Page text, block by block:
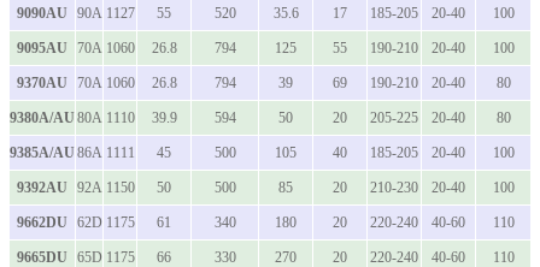
9090AU 90A 1127 55 520 35.6 17 185-205 20-40 100
9095AU 70A 1060 26.8 794 125 55 190-210 20-40 100
9370AU 70A 1060 26.8 794 39 69 190-210 20-40 80
9380A/AU 80A 1110 39.9 594 50 20 205-225 20-40 80
9385A/AU86A 1111 45 500 105 40 185-205 20-40 100
9392AU 92A 1150 50 500 85 20 210-230 20-40 100
9662DU 62D 1175 61 340 180 20 220-240 40-60 110
9665DU 65D 1175 66 330 270 20 220-240 40-60 110